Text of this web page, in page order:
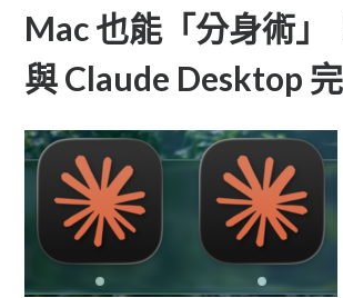
Mac 也能「分身術」
與 Claude Desktop